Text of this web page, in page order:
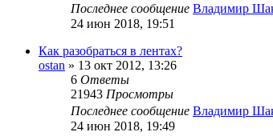
Последнее сообщение Владимир
24 июн 2018, 19:51
Как разобраться в лентах?
ostan » 13 окт 2012, 13:26
6 Ответы
21943 Просмотры
Последнее сообщение Владимир
24 июн 2018, 19:49